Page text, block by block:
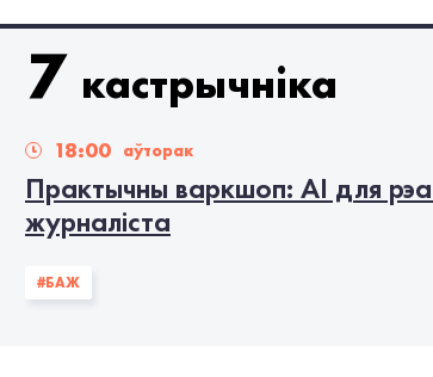
7 кастрычніка
18:00 аўторак
Практычны варкшоп: AI для
журналіста
#БАЖ